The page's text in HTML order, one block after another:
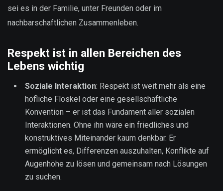
sei es in der Familie, unter Freunden oder im
nachbarschaftlichen Zusammenleben.
Respekt ist in allen Bereichen des
Lebens wichtig
Soziale Interaktion: Respekt ist weit mehr als eine
höfliche Floskel oder eine gesellschaftliche
Konvention – er ist das Fundament aller sozialen
Interaktionen. Ohne ihn wäre ein friedliches und
konstruktives Miteinander kaum denkbar. Er
ermöglicht es, Differenzen auszuhalten, Konflikte auf
Augenhöhe zu lösen und gemeinsam nach Lösungen
zu suchen.